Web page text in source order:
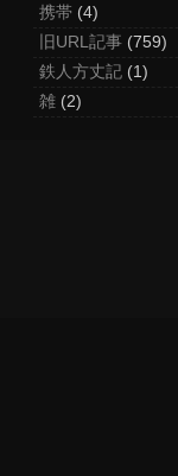
携帯 (4)
旧URL記事 (759)
鉄人方丈記 (1)
雑 (2)